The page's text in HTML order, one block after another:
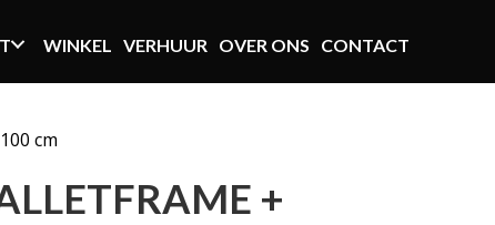
WINKEL VERHUUR OVER ONS CONTACT
cm
+